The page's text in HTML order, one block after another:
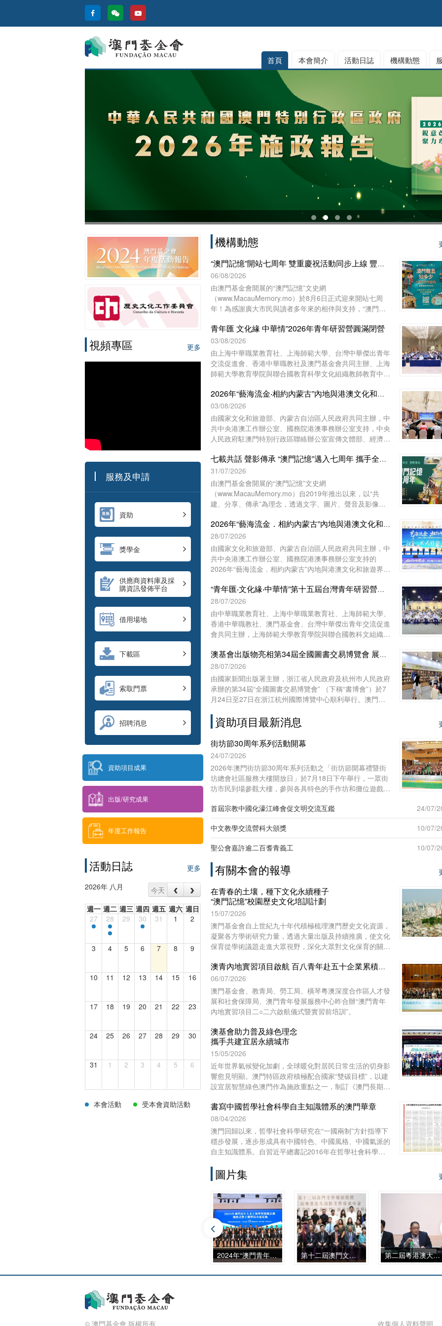
首頁 本會簡介 活動日誌 機構動態
視頻專區 更多
服務及申請
資助
獎學金
供應商資料庫及採
購資訊發佈平台
借用場地
下載區
索取門票
招聘消息
資助項目成果
出版/研究成果
年度工作報告
活動日誌
更多
2026年 八月
今天
週一 週二 週三 週四 週五 週六 週日
27
28 29 30 31 1 2
3 4 5 6 7 8 9
10 11 12 13 14 15 16
17 18 19 20 21 22 23
24 25 26 27 28 29 30
31 1 2 3 4 5 6
本會活動 受本會資助活動
機構動態
“澳門記憶”開站七周年 雙重慶祝活動同步上線 豐富好禮與全城同樂
06/08/2026
由澳門基金會開展的“澳門記憶”文史網
（www.MacauMemory.mo）於8月6日正式迎來開站七周
年！為感謝廣大市民與讀者多年來的相伴與支持，“澳門記
──Facebook 官方專頁“七周年 Giveaway”互動遊戲以及“澳
門離島知多少”線上問答遊戲，以豐富好禮與全城同樂！
青年匯 文化緣 中華情”2026年青年研習營圓滿閉營
03/08/2026
由上海中華職業教育社、上海師範大學、台灣中華傑出青年
交流促進會、香港中華職教社及澳門基金會共同主辦、上海
師範大學教育學院與聯合國教育科學文化組織教師教育中心
日下午在上海崇明如山酒店舉行閉營儀式。上海中華職業教
育社常務副主任、市政府參事胡衛出席儀式並致辭。上海市
崇明區海外聯誼會副會長林豔華、台灣中華傑出青年交流促
進會理事長陳長風、上海崇明中華職業教育社主任施志琴、
上海中華職業技術學院執行理事蔡奚芳等近100人出席活
動。
2026年“藝海流金‧相約內蒙古”內地與港澳文化和旅遊界交流活動圓滿舉行
03/08/2026
由國家文化和旅遊部、內蒙古自治區人民政府共同主辦，中
共中央港澳工作辦公室、國務院港澳事務辦公室支持，中央
人民政府駐澳門特別行政區聯絡辦公室宣傳文體部、經濟部
內地與港澳文化和旅遊界交流活動，已於7月27日至8月1日
圓滿舉行。澳門組織了45位文旅界代表赴內蒙古自治區參與
活動，與來自內地及香港的文旅界代表、專家學者等共150
多人齊聚內蒙古，共譜文旅合作新篇。
七載共話 聲影傳承 “澳門記憶”邁入七周年 攜手全城共築小城記憶
31/07/2026
由澳門基金會開展的“澳門記憶”文史網
（www.MacauMemory.mo）自2019年推出以來，以“共
建、分享、傳承”為理念，透過文字、圖片、聲音及影像，
歷史的大型文化資料庫。“澳門記憶”即將踏入開站七周年，
特以“七載共話 聲影傳承”為主題，陸續推出一系列涵蓋線上
和線下的多元活動，誠邀市民大眾共同參與，用不同視角與
媒介，共同編織與傳承屬於這座小城的集體記憶。
2026年“藝海流金．相約內蒙古”內地與港澳文化和旅遊界交流活動開幕
28/07/2026
由國家文化和旅遊部、內蒙古自治區人民政府共同主辦，中
共中央港澳工作辦公室、國務院港澳事務辦公室支持的
2026年“藝海流金．相約內蒙古”內地與港澳文化和旅遊界交
民政府駐澳門特別行政區聯絡辦公室宣傳文體部、經濟部和
澳門基金會作為澳門協辦單位，一共組織了45位澳門代表前
往內蒙古自治區出席活動。
“青年匯‧文化緣‧中華情”第十五屆台灣青年研習營暨2026青年研習營 舉行開營儀式
28/07/2026
由中華職業教育社、上海中華職業教育社、上海師範大學、
香港中華職教社、澳門基金會、台灣中華傑出青年交流促進
會共同主辦，上海師範大學教育學院與聯合國教科文組織教
青年研習營暨2026青年研習營”開營儀式於2026年7月28日
上午在上海聯合國教科文組織教師教育中心舉行。來自台
灣、香港、澳門29所院校的60多名師生，和上海師範大學
的志願者共聚申城，一同開啟為期七天的文化交流與研習體
驗之旅。
澳基會出版物亮相第34屆全國圖書交易博覽會 展現澳門文化底蘊
28/07/2026
由國家新聞出版署主辦，浙江省人民政府及杭州巿人民政府
承辦的第34屆“全國圖書交易博覽會” （下稱“書博會”）於7
月24日至27日在浙江杭州國際博覽中心順利舉行。澳門基
品圖書亮相，向內地及各地讀者展現澳門豐富的出版成果與
文化底蘊。
資助項目最新消息
街坊節30周年系列活動開幕
24/07/2026
2026年澳門街坊節30周年系列活動之「街坊節開幕禮暨街
坊總會社區服務大樓開放日」於7月18日下午舉行，一眾街
坊市民到場參觀大樓，參與各具特色的手作坊和攤位遊戲，
首屆宗教中國化濠江峰會促文明交流互鑑
24/07/
中文教學交流營科大頒獎
10/07/
聖公會嘉許逾二百耆青義工
10/07/
有關本會的報導
在青春的土壤，種下文化永續種子
“澳門記憶”校園歷史文化培訓計劃
15/07/2026
澳門基金會自上世紀九十年代積極梳理澳門歷史文化資源，
凝聚各方學術研究力量，透過大量出版及持續推廣，使文化
保育從學術議題走進大眾視野，深化大眾對文化保育的關
澳青內地實習項目啟航 百八青年赴五十企業累積工作經驗
06/07/2026
澳門基金會、教青局、勞工局、橫琴粵澳深度合作區人才發
展和社會保障局、澳門青年發展服務中心昨合辦“澳門青年
內地實習項目二○二六啟航儀式暨實習前培訓”。
澳基會助力普及綠色理念
攜手共建宜居永續城市
15/05/2026
近年世界氣候變化加劇，全球暖化對居民日常生活的切身影
響愈見明顯。澳門特區政府積極配合國家“雙碳目標”，以建
設宜居智慧綠色澳門作為施政重點之一，制訂《澳門長期減
書寫中國哲學社會科學自主知識體系的澳門華章
08/04/2026
澳門回歸以來，哲學社會科學研究在“一國兩制”方針指導下
穩步發展，逐步形成具有中國特色、中國風格、中國氣派的
自主知識體系。自習近平總書記2016年在哲學社會科學工
《國家“十四五”時期哲學社會科學發展規劃》以來，澳門的
高等院校、澳門基金會和學術團體作為知識產出、傳播和實
踐的主體，在構建哲學社會科學自主知識體系的征程上，從
學科建設、智庫服務、文化傳承到國際對話等諸方面，都發
揮了自身獨特的作用，呈現出多元化、本土化、交叉化與實
務化的發展特點。
圖片集
2024年“澳門青年人才上海學習實踐計劃” 開班式暨 十期學員交流活動 第十二屆澳門文學獎頒獎禮 第二屆粵港澳大灣區文學發展峰會
© 澳門基金會 版權所有 收集個人資料聲明